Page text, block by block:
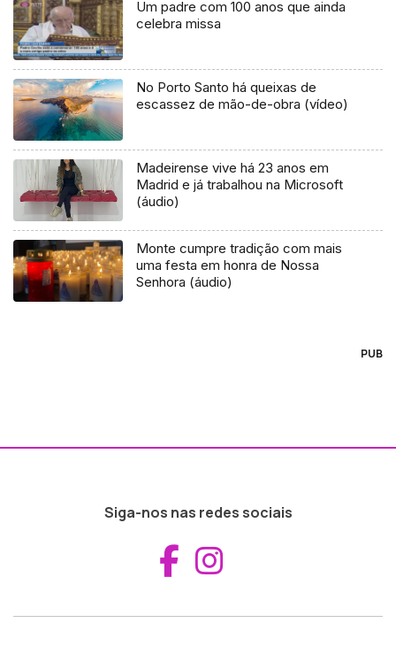
Um padre com 100 anos que ainda
celebra missa
No Porto Santo há queixas de
escassez de mão-de-obra (vídeo)
Madeirense vive há 23 anos em
Madrid e já trabalhou na Microsoft
(áudio)
Monte cumpre tradição com mais
uma festa em honra de Nossa
Senhora (áudio)
PUB
Siga-nos nas redes sociais
Aceder ao